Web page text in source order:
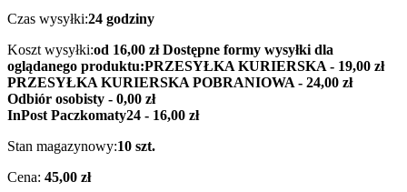
Czas wysyłki:24 godziny
Koszt wysyłki:od 16,00 złDostępne formy wysyłki dla
oglądanego produktu:PRZESYŁKA KURIERSKA - 19,00 zł
PRZESYŁKA KURIERSKA POBRANIOWA - 24,00 zł
Odbiór osobisty - 0,00 zł
InPost Paczkomaty24 - 16,00 zł
Stan magazynowy:10 szt.
Cena: 45,00 zł